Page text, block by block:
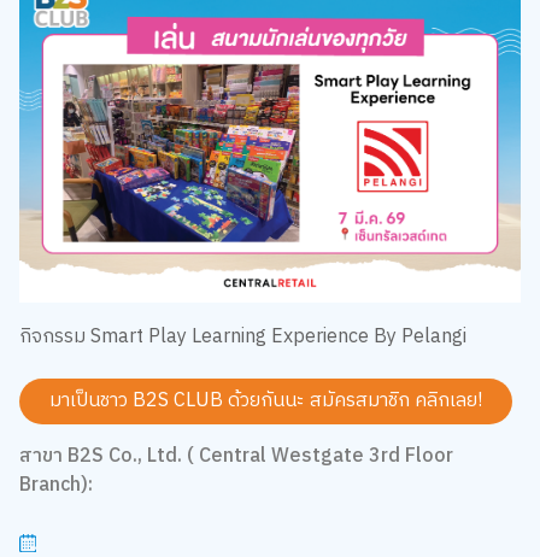
กิจกรรม Smart Play Learning Experience By Pelangi
มาเป็นชาว B2S CLUB ด้วยกันนะ สมัครสมาชิก คลิกเลย!
สาขา B2S Co., Ltd. ( Central Westgate 3rd Floor
Branch):